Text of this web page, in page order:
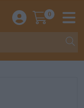
Einloggen /
0